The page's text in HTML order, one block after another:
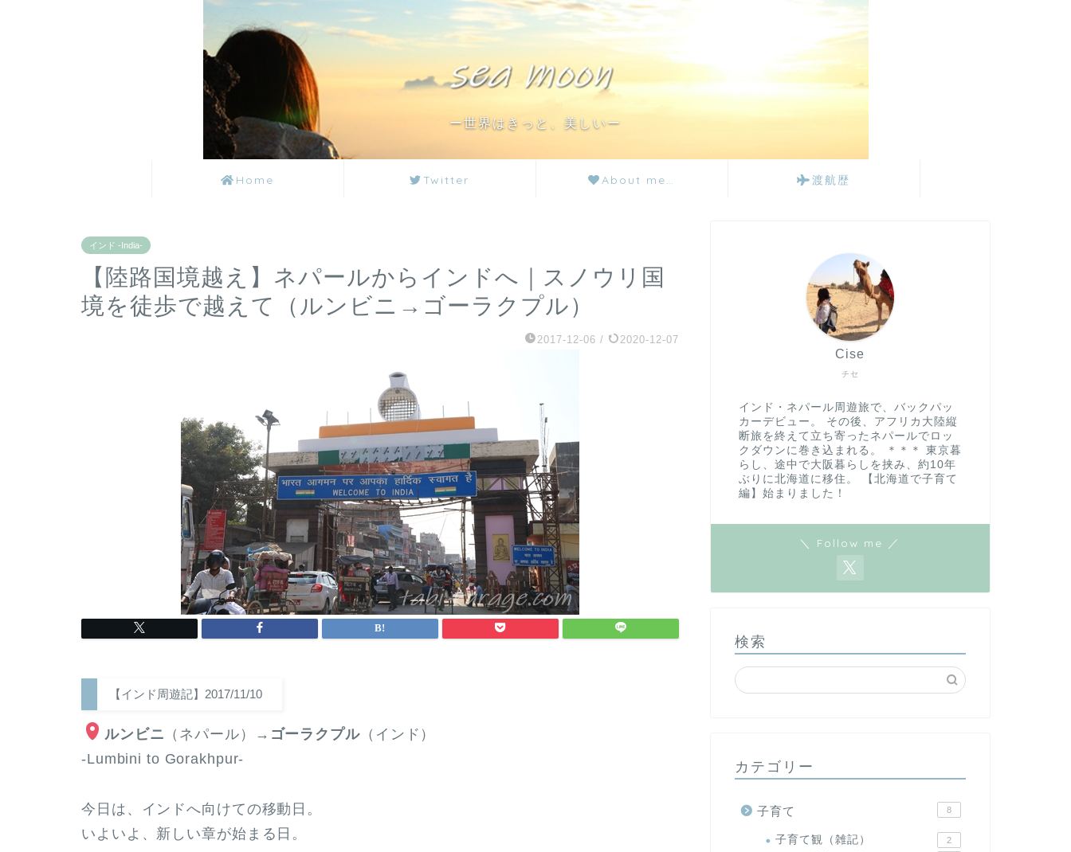
ー世界はきっと、美しいー
Home Twitter About me… 渡航歴
インド -India-
【陸路国境越え】ネパールからインドへ｜スノウリ国
境を徒歩で越えて（ルンビニ→ゴーラクプル）
2017-12-06 / 2020-12-07
【インド周遊記】2017/11/10
ルンビニ （ネパール） →ゴーラクプル（インド）
-Lumbini to Gorakhpur-
今日は、インドへ向けての移動日。
いよいよ、新しい章が始まる日。
チセ
Cise
インド・ネパール周遊旅で、バックパッ
カーデビュー。 その後、アフリカ大陸縦
断旅を終えて立ち寄ったネパールでロッ
クダウンに巻き込まれる。 ＊＊＊ 東京暮
らし、途中で大阪暮らしを挟み、約10年
ぶりに北海道に移住。 【北海道で子育て
編】始まりました！
＼ Follow me ／
検索
カテゴリー
子育て 8
子育て観（雑記） 2